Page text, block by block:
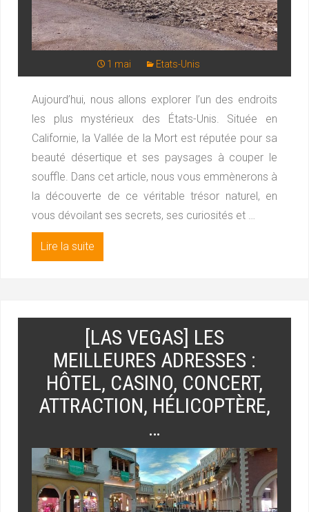
1 mai Etats-Unis
Aujourd’hui, nous allons explorer l’un des endroits
les plus mystérieux des États-Unis. Située en
Californie, la Vallée de la Mort est réputée pour sa
beauté désertique et ses paysages à couper le
souffle. Dans cet article, nous vous emmènerons à
la découverte de ce véritable trésor naturel, en
vous dévoilant ses secrets, ses curiosités et …
Lire la suite
[LAS VEGAS] LES
MEILLEURES ADRESSES :
HÔTEL, CASINO, CONCERT,
ATTRACTION, HÉLICOPTÈRE,
…